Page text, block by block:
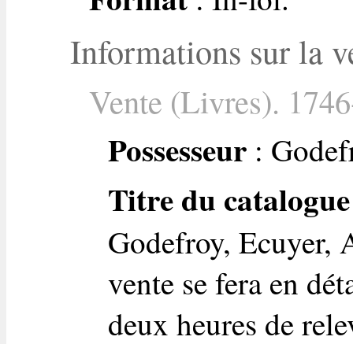
Informations sur la
Vente (Livres).
Possesseur :
Titre du catalogue
Godefroy, Ecuyer,
vente se fera en
deux heures de